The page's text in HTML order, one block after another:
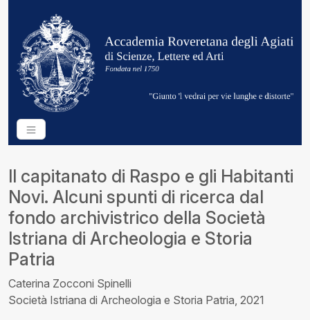
Il capitanato di Raspo e gli Habitanti
Novi. Alcuni spunti di ricerca dal
fondo archivistrico della Società
Istriana di Archeologia e Storia
Patria
Caterina Zocconi Spinelli
Società Istriana di Archeologia e Storia Patria, 2021